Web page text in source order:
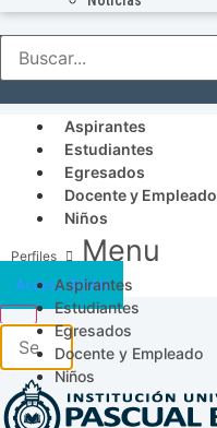
Aspirantes
Estudiantes
Egresados
Docente y Empleado
Niños
Menu
Aspirantes
Estudiantes
Egresados
Docente y Empleado
Niños
Acceso SICAU